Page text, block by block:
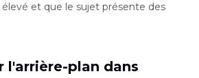
élevé et que le sujet présente des
l'arrière-plan dans